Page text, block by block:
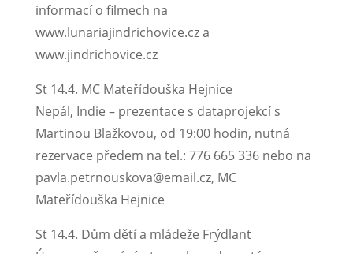
informací o filmech na
www.lunariajindrichovice.cz a
www.jindrichovice.cz
St 14.4. MC Mateřídouška Hejnice
Nepál, Indie – prezentace s dataprojekcí s
Martinou Blažkovou, od 19:00 hodin, nutná
rezervace předem na tel.: 776 665 336 nebo na
pavla.petrnouskova@email.cz, MC
Mateřídouška Hejnice
St 14.4. Dům dětí a mládeže Frýdlant